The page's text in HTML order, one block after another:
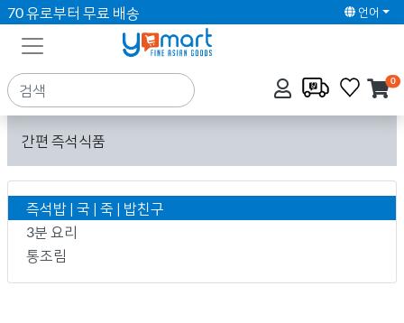
70 유로부터 무료 배송 언어
0
간편 즉석식품
즉석밥 | 국 | 죽 | 밥친구
3분 요리
통조림